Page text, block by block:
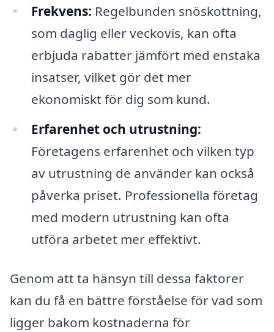
Frekvens: Regelbunden snöskottning,
som daglig eller veckovis, kan ofta
erbjuda rabatter jämfört med enstaka
insatser, vilket gör det mer
ekonomiskt för dig som kund.
Erfarenhet och utrustning:
Företagens erfarenhet och vilken typ
av utrustning de använder kan också
påverka priset. Professionella företag
med modern utrustning kan ofta
utföra arbetet mer effektivt.
Genom att ta hänsyn till dessa faktorer
kan du få en bättre förståelse för vad som
ligger bakom kostnaderna för